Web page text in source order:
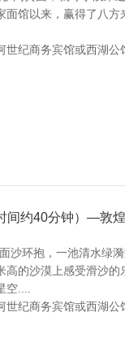
面馆以来，赢得了八
世纪商务宾馆或西湖公
间约40分钟）—敦煌
沙环抱，一池清水绿
高的沙漠上感受滑沙
....
世纪商务宾馆或西湖公